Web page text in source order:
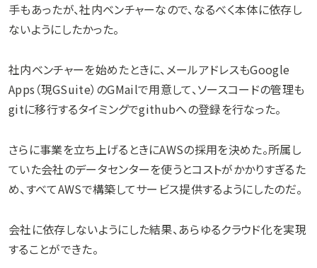
手もあったが、社内ベンチャーなので、なるべく本体に依存し
ないようにしたかった。
社内ベンチャーを始めたときに、メールアドレスもGoogle
Apps（現GSuite）のGMailで用意して、ソースコードの管理も
gitに移行するタイミングでgithubへの登録を行なった。
さらに事業を立ち上げるときにAWSの採用を決めた。所属し
ていた会社のデータセンターを使うとコストがかかりすぎるた
め、すべてAWSで構築してサービス提供するようにしたのだ。
会社に依存しないようにした結果、あらゆるクラウド化を実現
することができた。